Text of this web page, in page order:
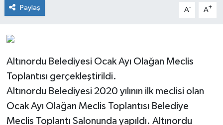
Paylaş A- A+
Altınordu Belediyesi Ocak Ayı Olağan Meclis
Toplantısı gerçekleştirildi.
Altınordu Belediyesi 2020 yılının ilk meclisi olan
Ocak Ayı Olağan Meclis Toplantısı Belediye
Meclis Toplantı Salonunda yapıldı. Altınordu